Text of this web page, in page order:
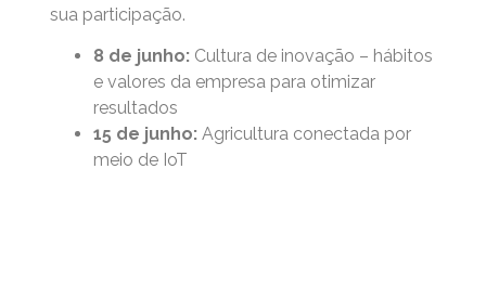
sua participação.
8 de junho:Cultura de inovação – hábitos
e valores da empresa para otimizar
resultados
15 de junho:Agricultura conectada por
meio de IoT